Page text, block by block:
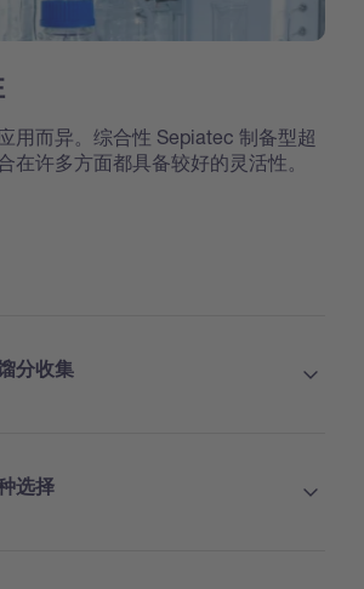
用而异。综合性 Sepiatec 制备型超
在许多方面都具备较好的灵活性。
分收集
选择